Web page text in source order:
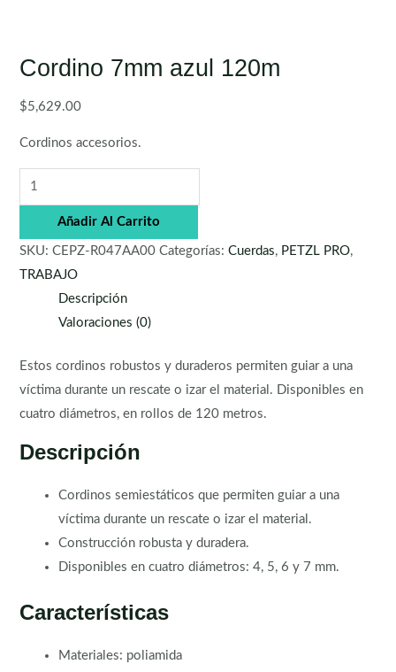
Cordino 7mm azul 120m
$5,629.00
Cordinos accesorios.
Añadir Al Carrito
SKU:CEPZ-R047AA00 Categorías:Cuerdas, PETZL PRO,
TRABAJO
Descripción
Valoraciones (0)
Estos cordinos robustos y duraderos permiten guiar a una
víctima durante un rescate o izar el material. Disponibles en
cuatro diámetros, en rollos de 120 metros.
Descripción
Cordinos semiestáticos que permiten guiar a una
víctima durante un rescate o izar el material.
Construcción robusta y duradera.
Disponibles en cuatro diámetros: 4, 5, 6 y 7 mm.
Características
Materiales: poliamida